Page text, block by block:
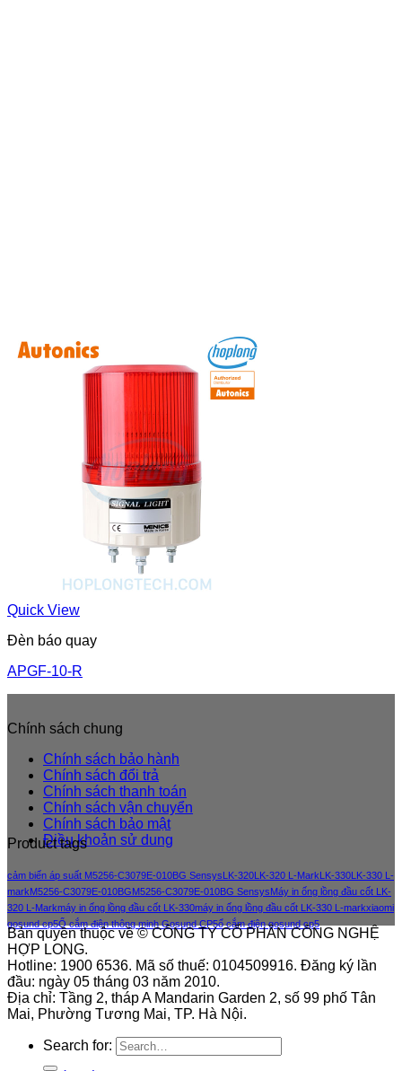
Quick View
Đèn báo quay
APGF-10-R
Chính sách chung
Chính sách bảo hành
Chính sách đổi trả
Chính sách thanh toán
Chính sách vận chuyển
Chính sách bảo mật
Điều khoản sử dung
Product tags
cảm biến áp suất M5256-C3079E-010BG Sensys LK-320 LK-320 L-Mark LK-330 LK-330 L-
markM5256-C3079E-010BGM5256-C3079E-010BG SensysMáy in ống lồng đầu cốt LK-
320 L-Markmáy in ống lồng đầu cốt LK-330máy in ống lồng đầu cốt LK-330 L-markxiaomi
gosund cp5Ổ cắm điện thông minh Gosund CP5ổ cắm điện gosund cp5
Bản quyền thuộc về © CÔNG TY CỔ PHẦN CÔNG NGHỆ
HỢP LONG.
Hotline: 1900 6536. Mã số thuế: 0104509916. Đăng ký lần
đầu: ngày 05 tháng 03 năm 2010.
Địa chỉ: Tầng 2, tháp A Mandarin Garden 2, số 99 phố Tân
Mai, Phường Tương Mai, TP. Hà Nội.
Search for: